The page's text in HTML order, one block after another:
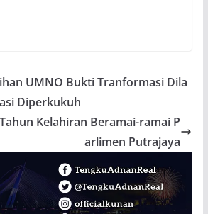
UMNO Bukti Tranformasi Dila
Diperkukuh
Kelahiran Beramai-ramai P
arlimen Putrajaya